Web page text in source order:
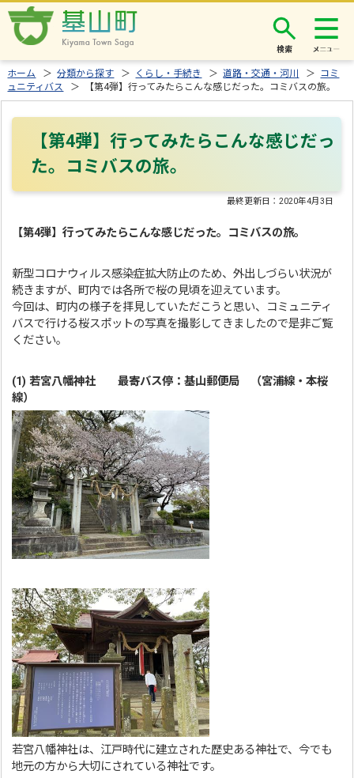
検索
ホーム ＞分類から探す ＞ くらし・手続き ＞道路・交通・河川 ＞ コミ
ュニティバス
＞ 【第4弾】行ってみたらこんな感じだった。コミバスの旅。
【第4弾】行ってみたらこんな感じだっ
た。コミバスの旅。
最終更新日：2020年4月3日
【第4弾】行ってみたらこんな感じだった。コミバスの旅。
新型コロナウィルス感染症拡大防止のため、外出しづらい状況が
続きますが、町内では各所で桜の見頃を迎えています。
今回は、町内の様子を拝見していただこうと思い、コミュニティ
バスで行ける桜スポットの写真を撮影してきましたので是非ご覧
ください。
(1) 若宮八幡神社 最寄バス停：基山郵便局 （宮浦線・本桜
線）
若宮八幡神社は、江戸時代に建立された歴史ある神社で、今でも
地元の方から大切にされている神社です。